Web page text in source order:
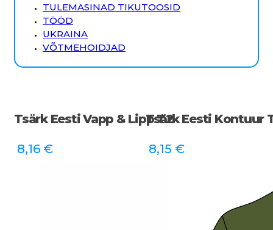
TULEMASINAD TIKUTOOSID
TÖÖD
UKRAINA
VÕTMEHOIDJAD
Tsärk Eesti Vapp & Lipp T2
8,16 €
Tsärk Eesti Kontuur
8,15 €